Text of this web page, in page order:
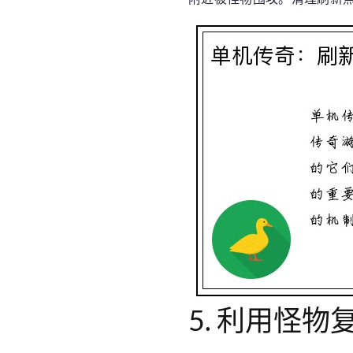
5. 利用怪物